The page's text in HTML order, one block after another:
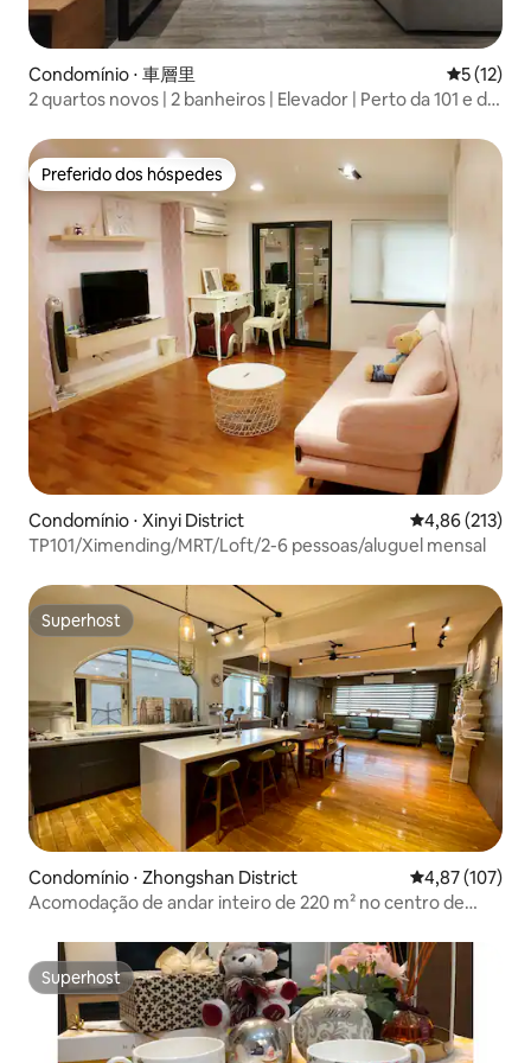
Condomínio ⋅ 車層里 5 de uma
5 (12)
2 quartos novos | 2 banheiros | Elevador | Perto da 101 e do
Preferido dos hóspedes
Preferido dos hóspedes
Condomínio ⋅ Xinyi District 4,86 de uma
4,86 (213)
TP101/Ximending/MRT/Loft/2-6 pessoas/aluguel mensal
Superhost
Superhost
Condomínio ⋅ Zhongshan District 4,87 de uma
4,87 (107)
Acomodação de andar inteiro de 220 m² no centro de
e sala de jantar, adequada para crianças e idosos
Superhost
Superhost